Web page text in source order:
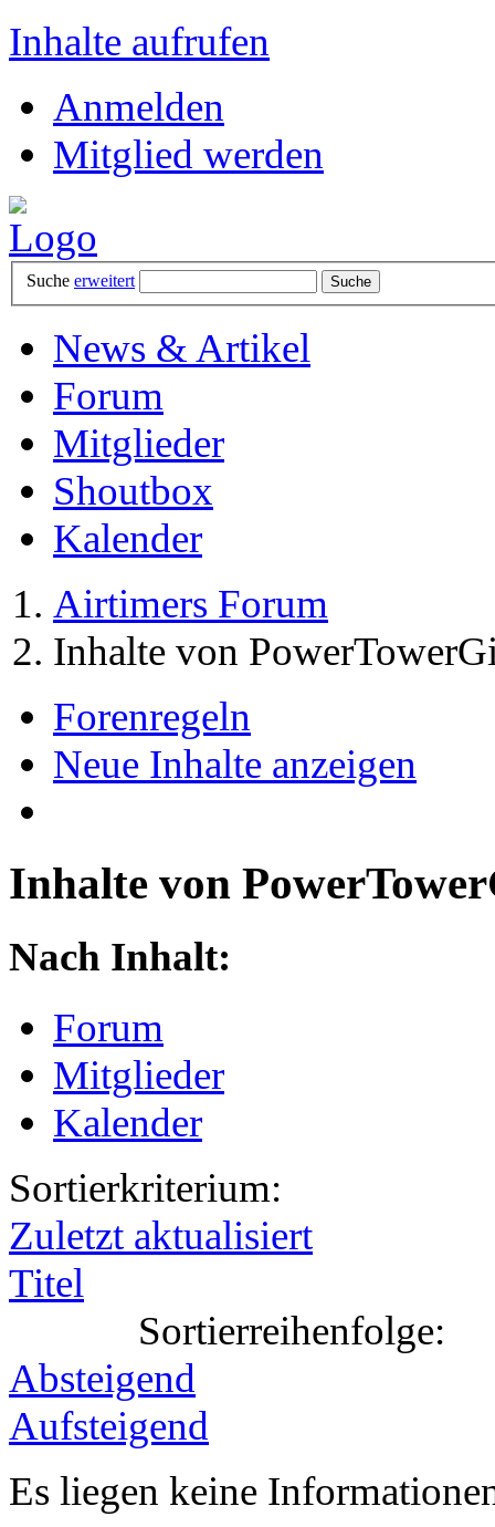
Inhalte aufrufen
Anmelden
Mitglied werden
Suche erweitert
News & Artikel
Forum
Mitglieder
Shoutbox
Kalender
Airtimers Forum
Inhalte von
Forenregeln
Neue Inhalte anzeigen
Inhalte von
Nach Inhalt:
Forum
Mitglieder
Kalender
Sortierkriterium:
Zuletzt aktualisiert
Titel
Sortierreihenfolge:
Absteigend
Aufsteigend
Es liegen keine